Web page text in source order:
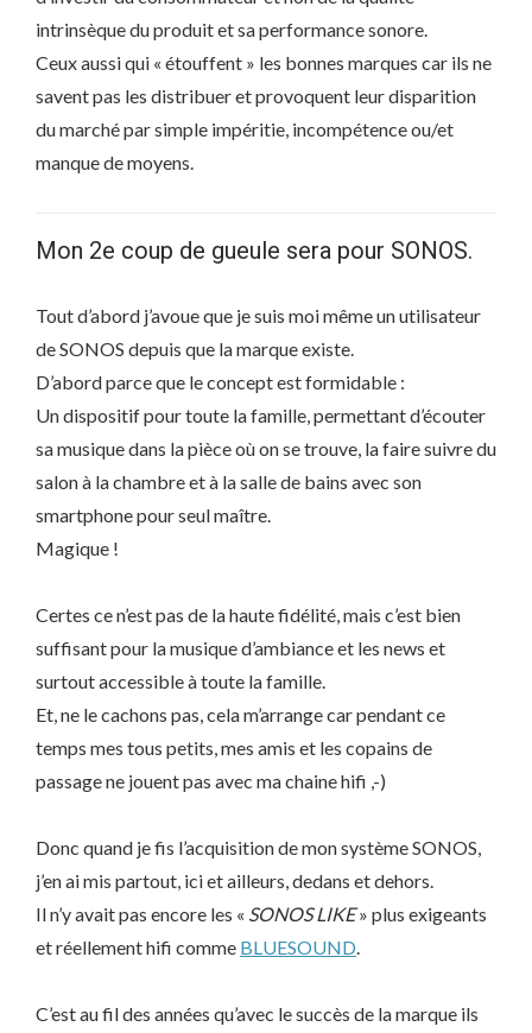
intrinsèque du produit et sa performance sonore.
Ceux aussi qui « étouffent » les bonnes marques car ils ne
savent pas les distribuer et provoquent leur disparition
du marché par simple impéritie, incompétence ou/et
manque de moyens.
Mon 2e coup de gueule sera pour SONOS.
Tout d’abord j’avoue que je suis moi même un utilisateur
de SONOS depuis que la marque existe.
D’abord parce que le concept est formidable :
Un dispositif pour toute la famille, permettant d’écouter
sa musique dans la pièce où on se trouve, la faire suivre du
salon à la chambre et à la salle de bains avec son
smartphone pour seul maître.
Magique !
Certes ce n’est pas de la haute fidélité, mais c’est bien
suffisant pour la musique d’ambiance et les news et
surtout accessible à toute la famille.
Et, ne le cachons pas, cela m’arrange car pendant ce
temps mes tous petits, mes amis et les copains de
passage ne jouent pas avec ma chaine hifi ,-)
Donc quand je fis l’acquisition de mon système SONOS,
j’en ai mis partout, ici et ailleurs, dedans et dehors.
Il n’y avait pas encore les « SONOS LIKE» plus exigeants
et réellement hifi comme BLUESOUND
C’est au fil des années qu’avec le succès de la marque ils